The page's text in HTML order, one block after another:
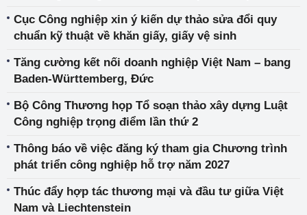
Cục Công nghiệp xin ý kiến dự thảo sửa đổi quy
chuẩn kỹ thuật về khăn giấy, giấy vệ sinh
Tăng cường kết nối doanh nghiệp Việt Nam – bang
Baden-Württemberg, Đức
Bộ Công Thương họp Tổ soạn thảo xây dựng Luật
Công nghiệp trọng điểm lần thứ 2
Thông báo về việc đăng ký tham gia Chương trình
phát triển công nghiệp hỗ trợ năm 2027
Thúc đẩy hợp tác thương mại và đầu tư giữa Việt
Nam và Liechtenstein